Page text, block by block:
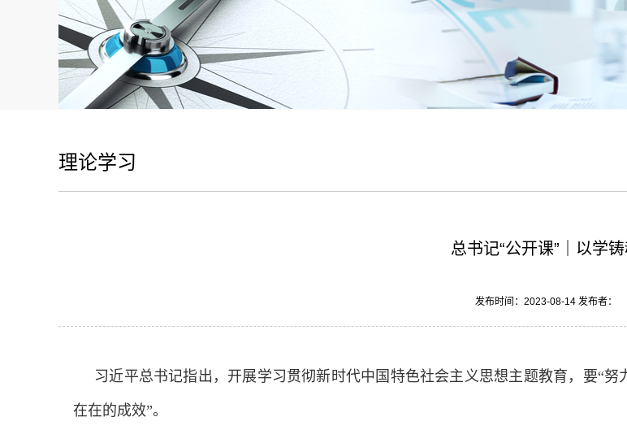
理论学习
总书记“公开课”｜以学
发布时间：2023-08-14 发布者：
习近平总书记指出，开展学习贯彻新时代中国特色社会主义思想主题教育，要“努
在在的成效”。